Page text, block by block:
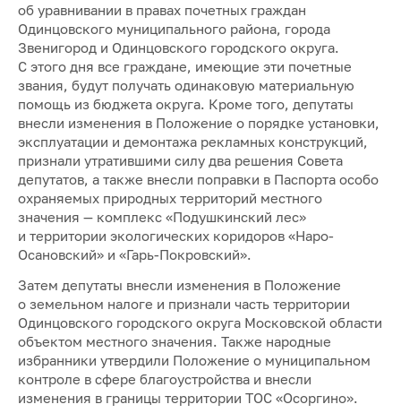
об уравнивании в правах почетных граждан
Одинцовского муниципального района, города
Звенигород и Одинцовского городского округа.
С этого дня все граждане, имеющие эти почетные
звания, будут получать одинаковую материальную
помощь из бюджета округа. Кроме того, депутаты
внесли изменения в Положение о порядке установки,
эксплуатации и демонтажа рекламных конструкций,
признали утратившими силу два решения Совета
депутатов, а также внесли поправки в Паспорта особо
охраняемых природных территорий местного
значения — комплекс «Подушкинский лес»
и территории экологических коридоров «Наро-
Осановский» и «Гарь-Покровский».
Затем депутаты внесли изменения в Положение
о земельном налоге и признали часть территории
Одинцовского городского округа Московской области
объектом местного значения. Также народные
избранники утвердили Положение о муниципальном
контроле в сфере благоустройства и внесли
изменения в границы территории ТОС «Осоргино».